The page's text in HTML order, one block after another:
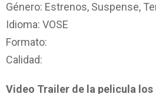
Género: Estrenos, Suspense,
Idioma: VOSE
Formato:
Calidad:
Video Trailer de la pelicula